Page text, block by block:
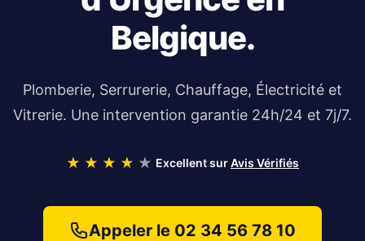
Belgique.
Plomberie, Serrurerie, Chauffage, Électricité et
Vitrerie. Une intervention garantie 24h/24 et 7j/7.
★ ★ ★ ★ ★ Excellent surAvis Vérifiés
Appeler le 02 34 56 78 10